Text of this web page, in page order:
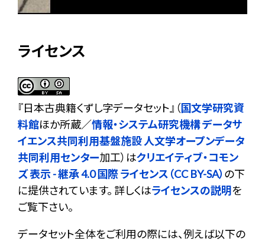
ライセンス
『日本古典籍くずし字データセット 』（国文学研究資
料館ほか所蔵／情報・システム研究機構 データサ
イエンス共同利用基盤施設 人文学オープンデータ
共同利用センター加工）はクリエイティブ・コモン
ズ 表示 - 継承 4.0 国際 ライセンス（CC BY-SA） の下
に提供されています。 詳しくはライセンスの説明を
ご覧下さい。
データセット全体をご利用の際には、例えば以下の